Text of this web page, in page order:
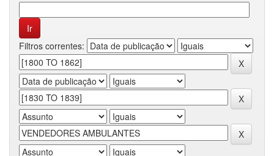
Filtros correntes: